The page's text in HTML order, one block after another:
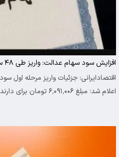
افزایش سود سهام عدالت: واریز طی ۴۸ ساعت آینده با رقم جدید!
اعلام شد؛ مبلغ ۶٬۰۹۱٬۰۰۶ تومان برای دارندگان سبد…